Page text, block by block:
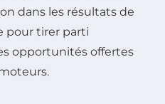
dans les résultats de
pour tirer parti
opportunités offertes